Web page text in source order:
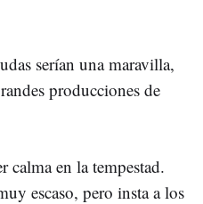
serían una maravilla,
producciones de
en la tempestad.
escaso, pero insta a los